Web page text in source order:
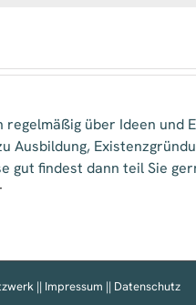
über Ideen und
Ausbildung,
gut findest dann teil Sie
|| Impressum || Datenschutz